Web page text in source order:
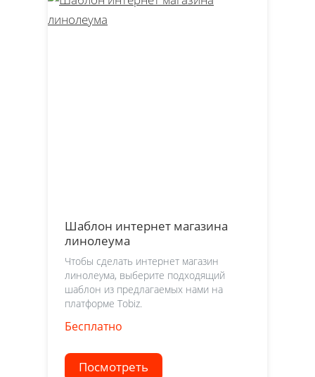
Шаблон интернет магазина
линолеума
Чтобы сделать интернет магазин
линолеума, выберите подходящий
шаблон из предлагаемых нами на
платформе Tobiz.
Бесплатно
Посмотреть